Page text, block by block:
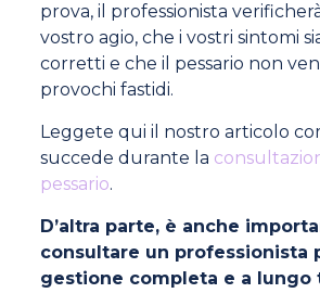
prova, il professionista
vostro agio, che i vostri sintomi
corretti e che il pessario non
provochi fastidi.
Leggete qui il nostro articolo
succede durante la
pessario.
D’altra parte, è anche
consultare un professionista
gestione completa e a lungo